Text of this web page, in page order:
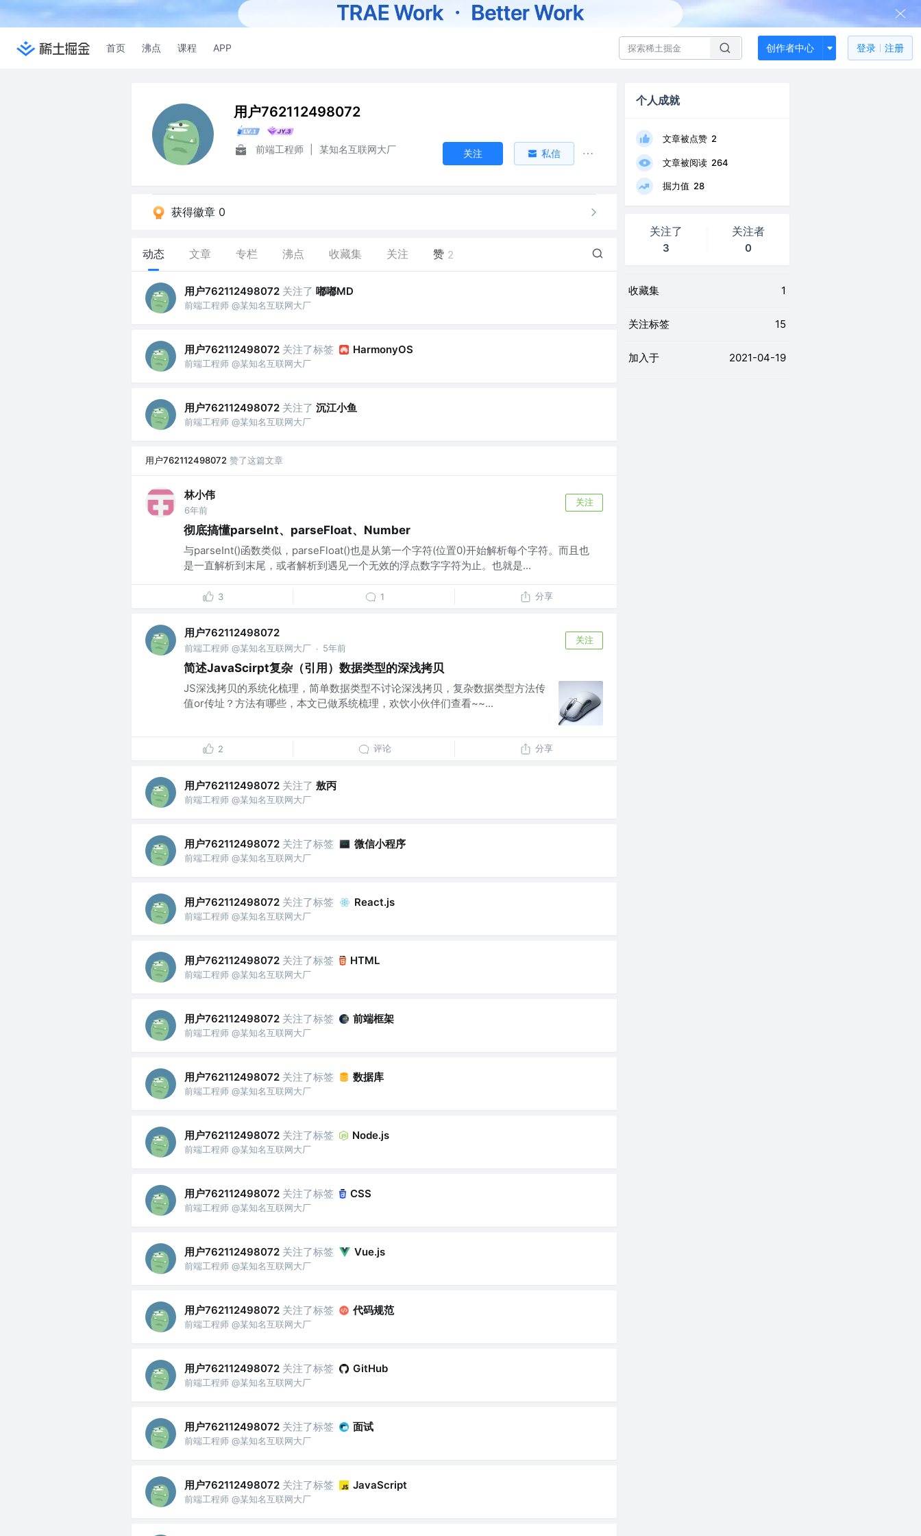
首页 沸点 课程 APP 创作者中心 登录 注册
用户762112498072
前端工程师 某知名互联网大厂 关注 私信
获得徽章 0
动态 文章 专栏 沸点 收藏集 关注 赞 2
用户762112498072 关注了 嘟嘟MD
前端工程师 @某知名互联网大厂
用户762112498072 关注了标签 HarmonyOS
前端工程师 @某知名互联网大厂
用户762112498072 关注了 沉江小鱼
前端工程师 @某知名互联网大厂
用户762112498072 赞了这篇文章
林小伟
6年前
关注
彻底搞懂parseInt、parseFloat、Number
与parseInt()函数类似，parseFloat()也是从第一个字符(位置0)开始解析每个字符。而且也
是一直解析到末尾，或者解析到遇见一个无效的浮点数字字符为止。也就是...
3 1 分享
用户762112498072
前端工程师 @某知名互联网大厂 · 5年前
关注
简述JavaScirpt复杂（引用）数据类型的深浅拷贝
JS深浅拷贝的系统化梳理，简单数据类型不讨论深浅拷贝，复杂数据类型方法传
值or传址？方法有哪些，本文已做系统梳理，欢饮小伙伴们查看~~...
2 评论 分享
用户762112498072 关注了 敖丙
前端工程师 @某知名互联网大厂
用户762112498072 关注了标签 微信小程序
前端工程师 @某知名互联网大厂
用户762112498072 关注了标签 React.js
前端工程师 @某知名互联网大厂
用户762112498072 关注了标签 HTML
前端工程师 @某知名互联网大厂
用户762112498072 关注了标签 前端框架
前端工程师 @某知名互联网大厂
用户762112498072 关注了标签 数据库
前端工程师 @某知名互联网大厂
用户762112498072 关注了标签 Node.js
前端工程师 @某知名互联网大厂
用户762112498072 关注了标签 CSS
前端工程师 @某知名互联网大厂
用户762112498072 关注了标签 Vue.js
前端工程师 @某知名互联网大厂
用户762112498072 关注了标签 代码规范
前端工程师 @某知名互联网大厂
用户762112498072 关注了标签 GitHub
前端工程师 @某知名互联网大厂
用户762112498072 关注了标签 面试
前端工程师 @某知名互联网大厂
用户762112498072 关注了标签 JavaScript
前端工程师 @某知名互联网大厂
个人成就
文章被点赞 2
文章被阅读 264
掘力值 28
关注了
3
关注者
0
收藏集 1
关注标签 15
加入于 2021-04-19